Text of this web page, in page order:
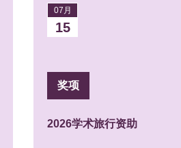
07月
15
奖项
2026学术旅行资助